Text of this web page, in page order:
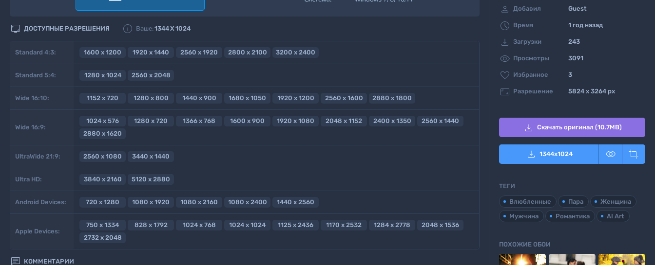
 ДОСТУПНЫЕ РАЗРЕШЕНИЯ  Ваше:1344X 1024
Standard 4:3: 1600 x 1200 1920 x 1440 2560 x 1920 2800 x 2100 3200 x 2400
Standard 5:4: 1280 x 1024 2560 x 2048
Wide 16:10: 1152 x 720 1280 x 800 1440 x 900 1680 x 1050 1920 x 1200 2560 x 1600 2880 x 1800
Wide 16:9:
1024 x 576 1280 x 720 1366 x 768 1600 x 900 1920 x 1080 2048 x 1152 2400 x 1350
2560 x 1440
2880 x 1620
UltraWide 21:9: 2560 x 1080 3440 x 1440
Ultra HD: 3840 x 2160 5120 x 2880
Android Devices: 720 x 1280 1080 x 1920 1080 x 2160 1080 x 2400 1440 x 2560
Apple Devices:
750 x 1334 828 x 1792 1024 x 768 1024 x 1024 1125 x 2436 1170 x 2532 1284 x 2778
2048 x 1536
2732 x 2048
 КОММЕНТАРИИ
 Добавил Guest
 Время 1 год назад
 Загрузки 243
 Просмотры 3091
 Избранное 3
 Разрешение 5824 x 3264 px
 Скачать оригинал (10.7MB)
 1344x1024  
ТЕГИ
Влюбленные Пара
Женщина
Мужчина
Романтика AI Art
ПОХОЖИЕ ОБОИ